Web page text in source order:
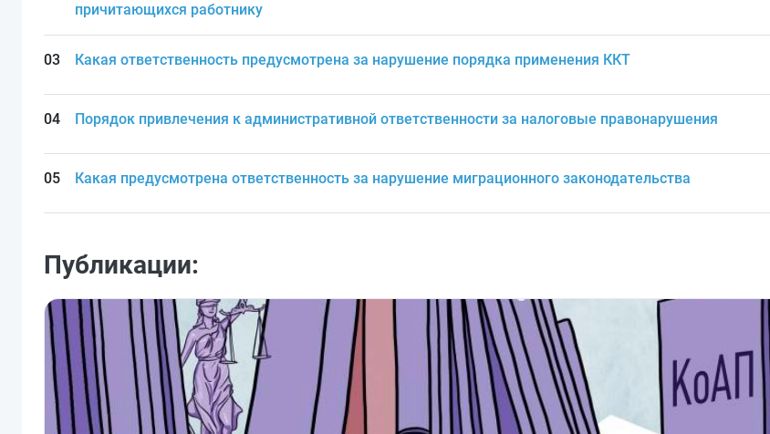
причитающихся работнику
Какая ответственность предусмотрена за нарушение порядка применения ККТ
Порядок привлечения к административной ответственности за налоговые правонарушения
Какая предусмотрена ответственность за нарушение миграционного законодательства
Публикации: